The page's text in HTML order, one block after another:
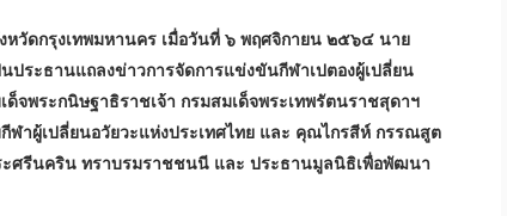
วัดกรุงเทพมหานคร เมื่อวันที่ ๖ พฤศจิกายน ๒๕๖๔ นาย
ระธานแถลงข่าวการจัดการแข่งขันกีฬาเปตองผู้เปลี่ยน
จพระกนิษฐาธิราชเจ้า กรมสมเด็จพระเทพรัตนราชสุดาฯ
าผู้เปลี่ยนอวัยวะแห่งประเทศไทย และ คุณไกรสีห์ กรรณสูต
ะศรีนคริน ทราบรมราชชนนี และ ประธานมูลนิธิเพื่อพัฒนา